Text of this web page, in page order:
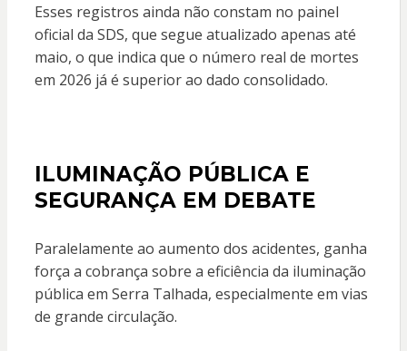
Esses registros ainda não constam no painel
oficial da SDS, que segue atualizado apenas até
maio, o que indica que o número real de mortes
em 2026 já é superior ao dado consolidado.
ILUMINAÇÃO PÚBLICA E
SEGURANÇA EM DEBATE
Paralelamente ao aumento dos acidentes, ganha
força a cobrança sobre a eficiência da iluminação
pública em Serra Talhada, especialmente em vias
de grande circulação.